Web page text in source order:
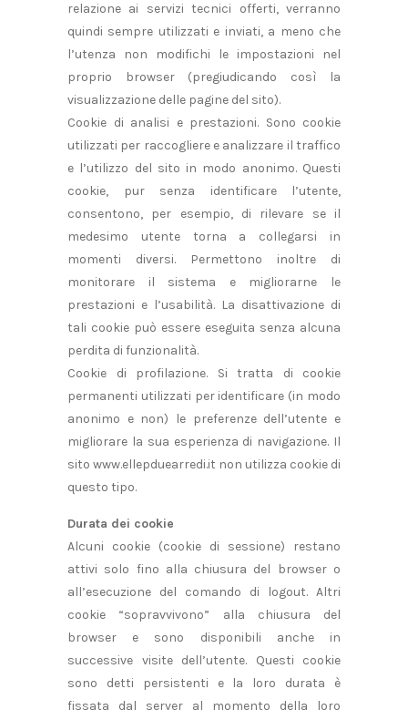
relazione ai servizi tecnici offerti, verranno
quindi sempre utilizzati e inviati, a meno che
l’utenza non modifichi le impostazioni nel
proprio browser (pregiudicando così la
visualizzazione delle pagine del sito).
Cookie di analisi e prestazioni. Sono cookie
utilizzati per raccogliere e analizzare il traffico
e l’utilizzo del sito in modo anonimo. Questi
cookie, pur senza identificare l’utente,
consentono, per esempio, di rilevare se il
medesimo utente torna a collegarsi in
momenti diversi. Permettono inoltre di
monitorare il sistema e migliorarne le
prestazioni e l’usabilità. La disattivazione di
tali cookie può essere eseguita senza alcuna
perdita di funzionalità.
Cookie di profilazione. Si tratta di cookie
permanenti utilizzati per identificare (in modo
anonimo e non) le preferenze dell’utente e
migliorare la sua esperienza di navigazione. Il
sito www.ellepduearredi.it non utilizza cookie di
questo tipo.
Durata dei cookie
Alcuni cookie (cookie di sessione) restano
attivi solo fino alla chiusura del browser o
all’esecuzione del comando di logout. Altri
cookie “sopravvivono” alla chiusura del
browser e sono disponibili anche in
successive visite dell’utente. Questi cookie
sono detti persistenti e la loro durata è
fissata dal server al momento della loro